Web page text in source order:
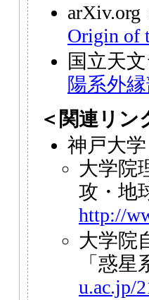
arXiv.org
Origin of
国立天
陽系外
＜関連リン
神戸大学
大学院
攻・地
http://
大学院
「惑
u.ac.jp/